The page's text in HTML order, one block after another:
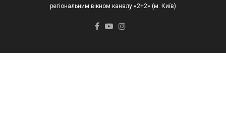
регіональним вікном каналу «2+2» (м. Київ)